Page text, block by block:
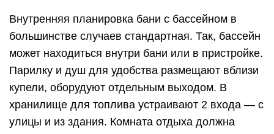
Внутренняя планировка бани с бассейном в
большинстве случаев стандартная. Так, бассейн
может находиться внутри бани или в пристройке.
Парилку и душ для удобства размещают вблизи
купели, оборудуют отдельным выходом. В
хранилище для топлива устраивают 2 входа — с
улицы и из здания. Комната отдыха должна